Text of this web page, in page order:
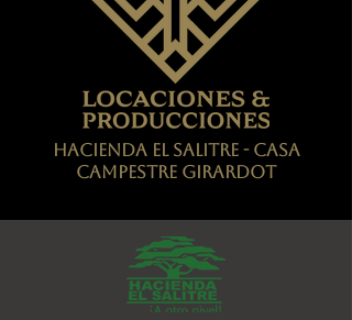
HACIENDA EL SALITRE - CASA
CAMPESTRE GIRARDOT